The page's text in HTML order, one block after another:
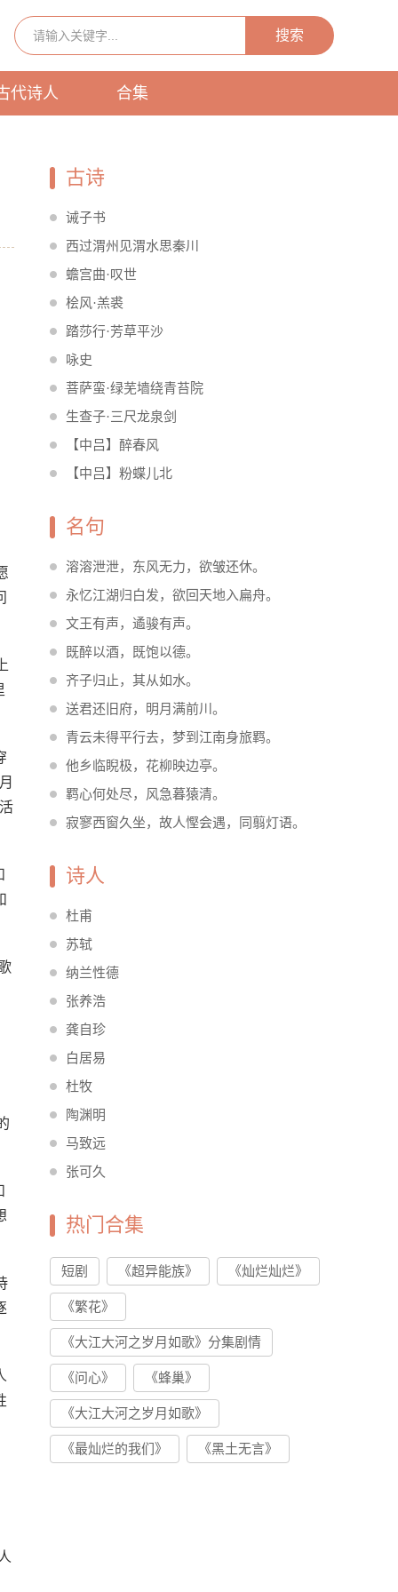
搜索
代诗人 合集
古诗
诫子书
西过渭州见渭水思秦川
蟾宫曲·叹世
桧风·羔裘
踏莎行·芳草平沙
咏史
菩萨蛮·绿芜墙绕青苔院
生查子·三尺龙泉剑
【中吕】醉春风
【中吕】粉蝶儿北
名句
溶溶泄泄，东风无力，欲皱还休。
永忆江湖归白发，欲回天地入扁舟。
文王有声，遹骏有声。
既醉以酒，既饱以德。
齐子归止，其从如水。
送君还旧府，明月满前川。
青云未得平行去，梦到江南身旅羁。
他乡临睨极，花柳映边亭。
羁心何处尽，风急暮猿清。
寂寥西窗久坐，故人慳会遇，同翦灯语。
诗人
杜甫
苏轼
纳兰性德
张养浩
龚自珍
白居易
杜牧
陶渊明
马致远
张可久
热门合集
短剧 《超异能族》 《灿烂灿烂》
《繁花》
《大江大河之岁月如歌》分集剧情
《问心》 《蜂巢》
《大江大河之岁月如歌》
《最灿烂的我们》 《黑土无言》